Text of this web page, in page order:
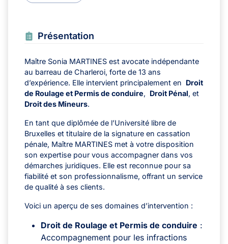
Présentation
Maître Sonia MARTINES est avocate indépendante
au barreau de Charleroi, forte de 13 ans
d’expérience. Elle intervient principalement en Droit
de Roulage et Permis de conduire, Droit Pénal, et
Droit des Mineurs.
En tant que diplômée de l’Université libre de
Bruxelles et titulaire de la signature en cassation
pénale, Maître MARTINES met à votre disposition
son expertise pour vous accompagner dans vos
démarches juridiques. Elle est reconnue pour sa
fiabilité et son professionnalisme, offrant un service
de qualité à ses clients.
Voici un aperçu de ses domaines d’intervention :
Droit de Roulage et Permis de conduire :
Accompagnement pour les infractions